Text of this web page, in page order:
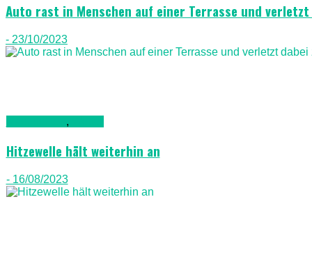
Auto rast in Menschen auf einer Terrasse und verletzt
- 23/10/2023
,
Hitzewelle hält weiterhin an
- 16/08/2023